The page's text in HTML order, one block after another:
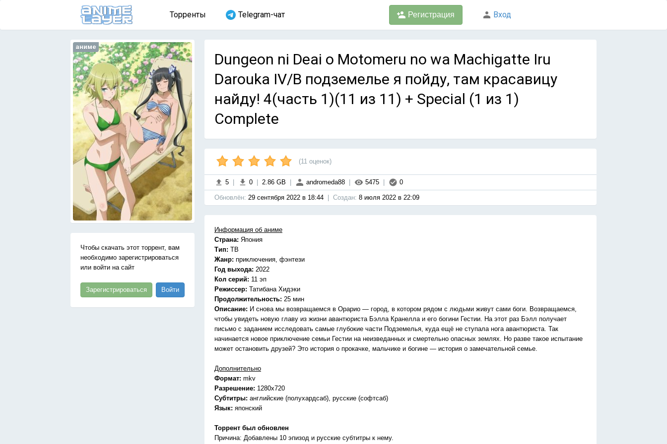
Торренты Telegram-чат Регистрация Вход
аниме
Чтобы скачать этот торрент, вам
необходимо зарегистрироваться
или войти на сайт
Зарегистрироваться Войти
Dungeon ni Deai o Motomeru no wa Machigatte Iru
Darouka IV/В подземелье я пойду, там красавицу
найду! 4(часть 1)(11 из 11) + Special (1 из 1)
Complete
(11 оценок)
5 0 2.86 GB andromeda88 5475 0
Обновлён: 29 сентября 2022 в 18:44 Cоздан: 8 июля 2022 в 22:09
Информация об аниме
Страна: Япония
Тип: ТВ
Жанр: приключения, фэнтези
Год выхода: 2022
Кол серий: 11 эп
Режиссер: Татибана Хидэки
Продолжительность: 25 мин
Описание: И снова мы возвращаемся в Орарио — город, в котором рядом с людьми живут сами боги. Возвращаемся,
чтобы увидеть новую главу из жизни авантюриста Бэлла Кранелла и его богини Гестии. На этот раз Бэлл получает
письмо с заданием исследовать самые глубокие части Подземелья, куда ещё не ступала нога авантюриста. Так
начинается новое приключение семьи Гестии на неизведанных и смертельно опасных землях. Но разве такое испытание
может остановить друзей? Это история о прокачке, мальчике и богине — история о замечательной семье.
Дополнительно
Формат: mkv
Разрешение: 1280x720
Субтитры: английские (полухардсаб), русские (софтсаб)
Язык: японский
Торрент был обновлен
Причина: Добавлены 10 эпизод и русские субтитры к нему.